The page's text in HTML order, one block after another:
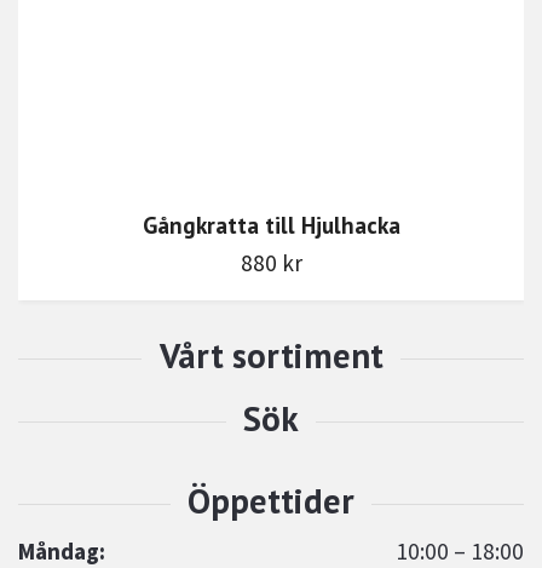
Måndag:
10:00 – 18:00
Gångkratta till Hjulhacka
880 kr